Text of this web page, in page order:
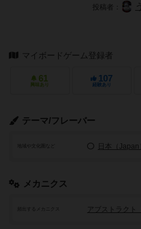
投稿者：
マイボードゲーム登録者
61
興味あり
107
経験あり
テーマ/フレーバー
地域や文化圏など 日本（Japan
メカニクス
頻出するメカニクス アブストラクト